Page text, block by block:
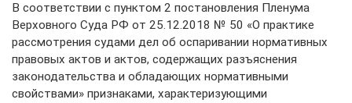
В соответствии с пунктом 2 постановления Пленума
Верховного Суда РФ от 25.12.2018 № 50 «О практике
рассмотрения судами дел об оспаривании нормативных
правовых актов и актов, содержащих разъяснения
законодательства и обладающих нормативными
свойствами» признаками, характеризующими